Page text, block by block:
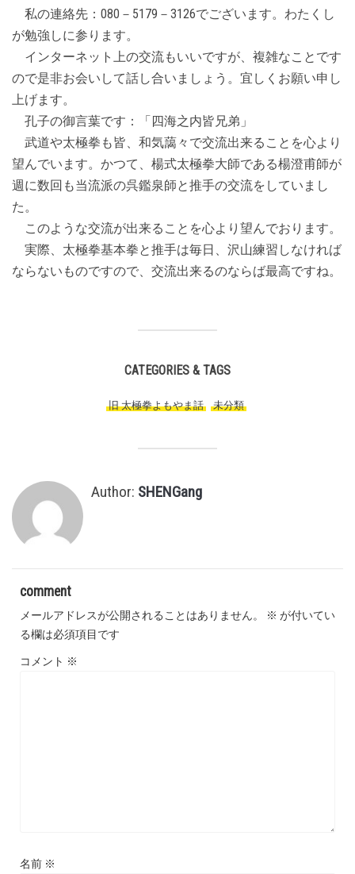
私の連絡先：080－5179－3126でございます。わたくし
が勉強しに参ります。
インターネット上の交流もいいですが、複雑なことです
ので是非お会いして話し合いましょう。宜しくお願い申し
上げます。
孔子の御言葉です：「四海之内皆兄弟」
武道や太極拳も皆、和気藹々で交流出来ることを心より
望んでいます。かつて、楊式太極拳大師である楊澄甫師が
週に数回も当流派の呉鑑泉師と推手の交流をしていまし
た。
このような交流が出来ることを心より望んでおります。
実際、太極拳基本拳と推手は毎日、沢山練習しなければ
ならないものですので、交流出来るのならば最高ですね。
CATEGORIES & TAGS
旧 太極拳よもやま話 未分類
Author: SHENGang
comment
メールアドレスが公開されることはありません。 ※ が付いてい
る欄は必須項目です
コメント ※
名前 ※